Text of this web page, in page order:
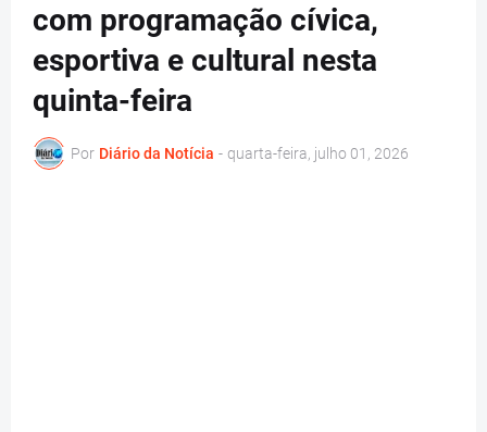
com programação cívica,
esportiva e cultural nesta
quinta-feira
Por Diário da Notícia - quarta-feira, julho 01, 2026